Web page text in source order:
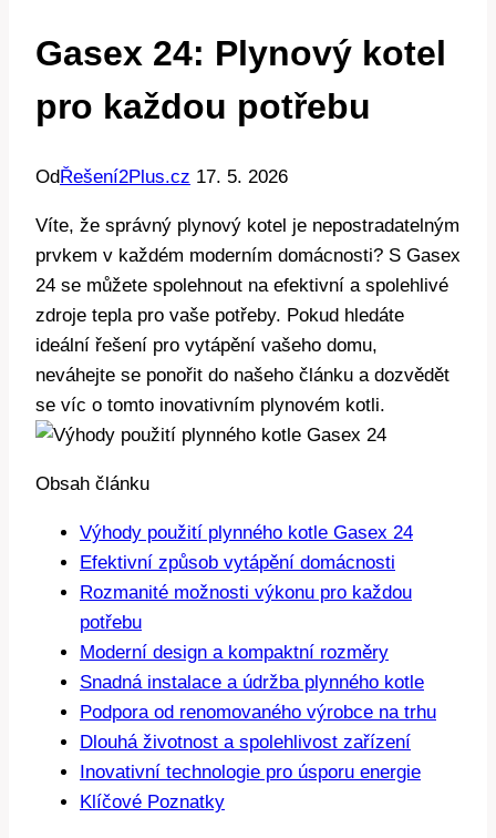
Gasex 24: Plynový kotel
pro každou potřebu
Od Řešení2Plus.cz 17. 5. 2026
Víte, že správný plynový kotel je nepostradatelným
prvkem v každém moderním domácnosti? S Gasex
24 se můžete spolehnout na efektivní a spolehlivé
zdroje tepla pro vaše potřeby. Pokud hledáte
ideální řešení pro vytápění vašeho domu,
neváhejte se ponořit do našeho článku a dozvědět
se víc o tomto inovativním plynovém kotli.
Obsah článku
Výhody použití plynného kotle Gasex 24
Efektivní způsob vytápění domácnosti
Rozmanité možnosti výkonu pro každou
potřebu
Moderní design a kompaktní rozměry
Snadná instalace a údržba plynného kotle
Podpora od renomovaného výrobce na trhu
Dlouhá životnost a spolehlivost zařízení
Inovativní technologie pro úsporu energie
Klíčové Poznatky